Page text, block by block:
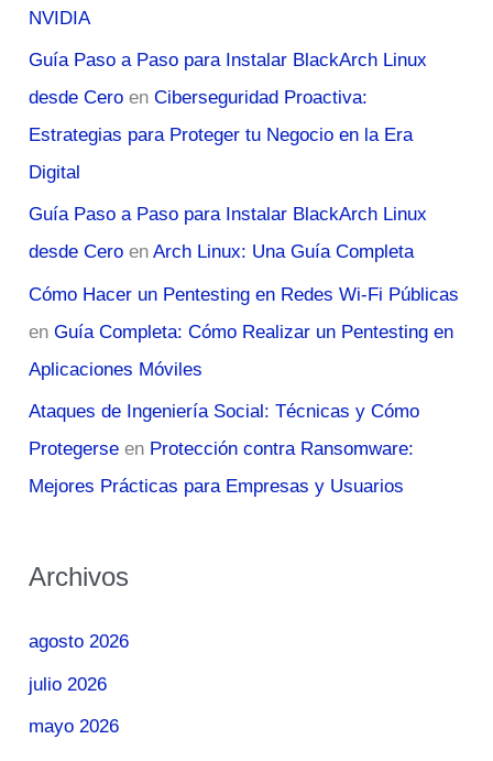
NVIDIA
Guía Paso a Paso para Instalar BlackArch Linux
desde Cero enCiberseguridad Proactiva:
Estrategias para Proteger tu Negocio en la Era
Digital
Guía Paso a Paso para Instalar BlackArch Linux
desde Cero enArch Linux: Una Guía Completa
Cómo Hacer un Pentesting en Redes Wi-Fi Públicas
enGuía Completa: Cómo Realizar un Pentesting en
Aplicaciones Móviles
Ataques de Ingeniería Social: Técnicas y Cómo
Protegerse en Protección contra Ransomware:
Mejores Prácticas para Empresas y Usuarios
Archivos
agosto 2026
julio 2026
mayo 2026